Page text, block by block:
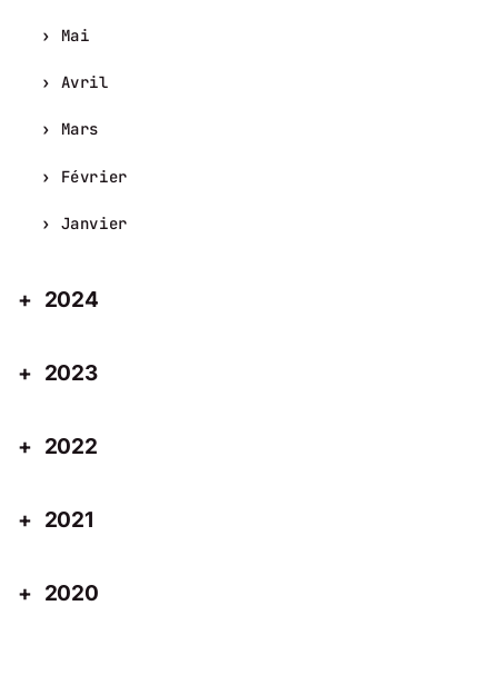
Mai
Avril
Mars
Février
Janvier
2024
2023
2022
2021
2020